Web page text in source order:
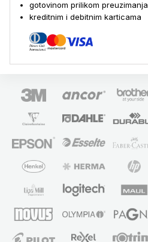
gotovinom prilikom preuzimanja
kreditnim i debitnim karticama